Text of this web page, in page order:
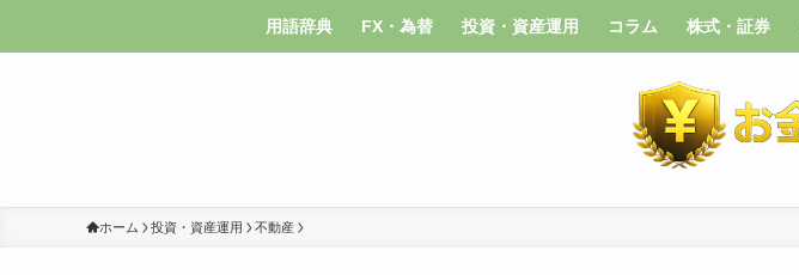
用語辞典 FX・為替 投資・資産運用 コラム 株式・証券
ホーム 投資・資産運用 不動産